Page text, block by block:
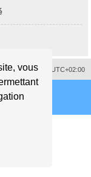
vous
horaire sur UTC+02:00